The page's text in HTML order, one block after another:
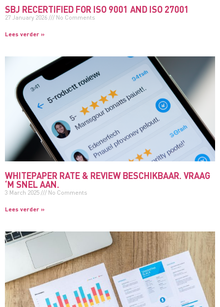
SBJ RECERTIFIED FOR ISO 9001 AND ISO 27001
27 January 2026 No Comments
Lees verder »
WHITEPAPER RATE & REVIEW BESCHIKBAAR. VRAAG
‘M SNEL AAN.
3 March 2025 No Comments
Lees verder »